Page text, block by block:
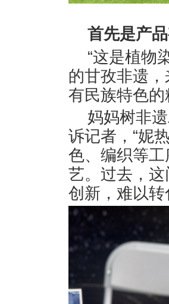
首先是产品
“这是植物
的甘孜非遗
有民族特色
妈妈树非
诉记者，“妮
色、编织等
艺。过去，
创新，难以